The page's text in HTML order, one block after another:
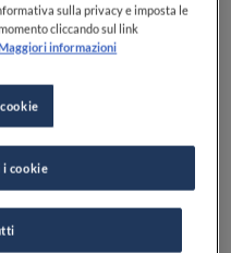
sulla privacy e imposta le
cliccando sul link
informazioni
cookie